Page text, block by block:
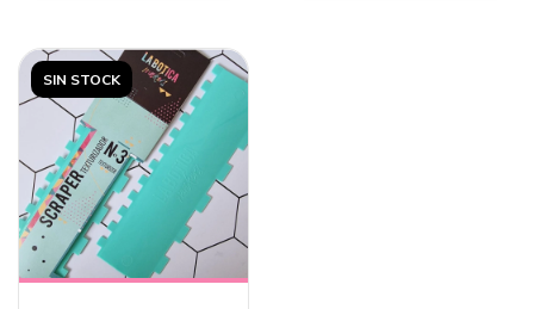
SIN STOCK